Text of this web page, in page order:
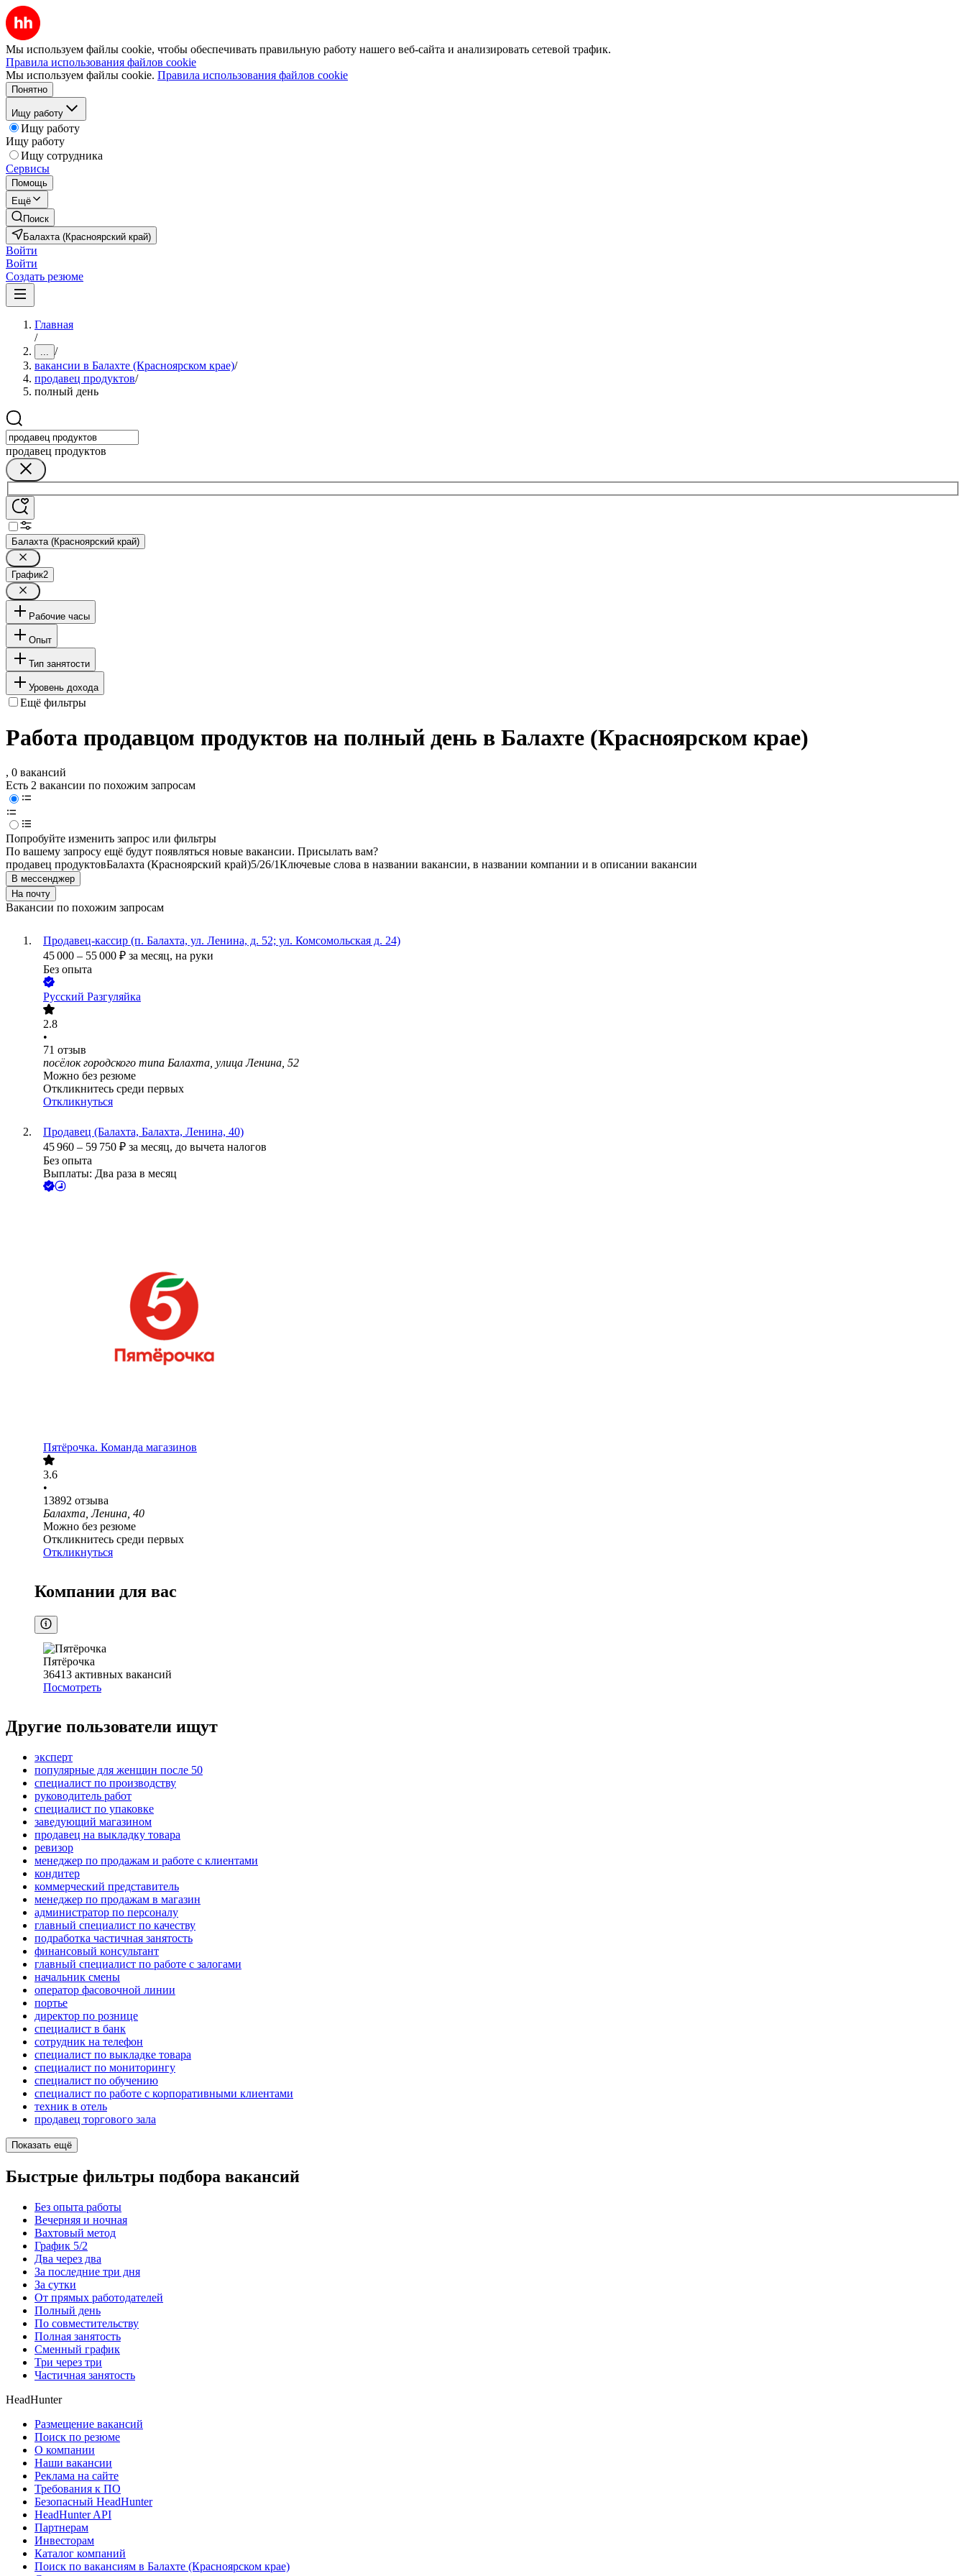
Мы используем файлы cookie, чтобы обеспечивать правильную работу нашего веб-сайта и анализировать сетевой трафик.
Правила использования файлов cookie
Мы используем файлы cookie. Правила использования файлов cookie
Понятно
Ищу работу
Ищу работу
Ищу работу
Ищу сотрудника
Сервисы
Помощь
Ещё
Поиск
Балахта (Красноярский край)
Войти
Войти
Создать резюме
Главная
/
... /
вакансии в Балахте (Красноярском крае)/
продавец продуктов/
полный день
продавец продуктов
Балахта (Красноярский край)
График2
Рабочие часы
Опыт
Тип занятости
Уровень дохода
Ещё фильтры
Работа продавцом продуктов на полный день в Балахте (Красноярском крае)
, 0 вакансий
Есть 2 вакансии по похожим запросам
Попробуйте изменить запрос или фильтры
По вашему запросу ещё будут появляться новые вакансии. Присылать вам?
продавец продуктовБалахта (Красноярский край)5/26/1Ключевые слова в названии вакансии, в названии компании и в описании вакансии
В мессенджер
На почту
Вакансии по похожим запросам
Продавец-кассир (п. Балахта, ул. Ленина, д. 52; ул. Комсомольская д. 24)
45 000 – 55 000 ₽ за месяц, на руки
Без опыта
Русский Разгуляйка
2.8
•
71 отзыв
посёлок городского типа Балахта, улица Ленина, 52
Можно без резюме
Откликнитесь среди первых
Откликнуться
Продавец (Балахта, Балахта, Ленина, 40)
45 960 – 59 750 ₽ за месяц, до вычета налогов
Без опыта
Выплаты: Два раза в месяц
Пятёрочка. Команда магазинов
3.6
•
13892 отзыва
Балахта, Ленина, 40
Можно без резюме
Откликнитесь среди первых
Откликнуться
Компании для вас
Пятёрочка
36413 активных вакансий
Посмотреть
Другие пользователи ищут
эксперт
популярные для женщин после 50
специалист по производству
руководитель работ
специалист по упаковке
заведующий магазином
продавец на выкладку товара
ревизор
менеджер по продажам и работе с клиентами
кондитер
коммерческий представитель
менеджер по продажам в магазин
администратор по персоналу
главный специалист по качеству
подработка частичная занятость
финансовый консультант
главный специалист по работе с залогами
начальник смены
оператор фасовочной линии
портье
директор по рознице
специалист в банк
сотрудник на телефон
специалист по выкладке товара
специалист по мониторингу
специалист по обучению
специалист по работе с корпоративными клиентами
техник в отель
продавец торгового зала
Показать ещё
Быстрые фильтры подбора вакансий
Без опыта работы
Вечерняя и ночная
Вахтовый метод
График 5/2
Два через два
За последние три дня
За сутки
От прямых работодателей
Полный день
По совместительству
Полная занятость
Сменный график
Три через три
Частичная занятость
HeadHunter
Размещение вакансий
Поиск по резюме
О компании
Наши вакансии
Реклама на сайте
Требования к ПО
Безопасный HeadHunter
HeadHunter API
Партнерам
Инвесторам
Каталог компаний
Поиск по вакансиям в Балахте (Красноярском крае)